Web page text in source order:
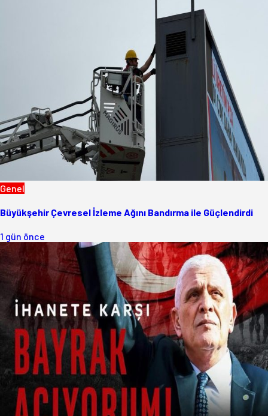
Genel
Büyükşehir Çevresel İzleme Ağını Bandırma ile Güçlendirdi
1 gün önce